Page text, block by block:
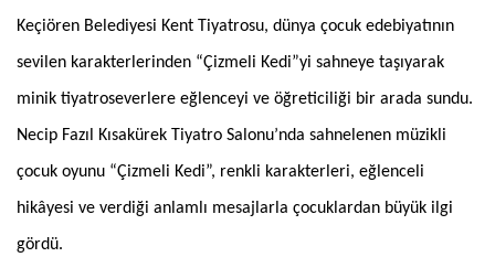
Keçiören Belediyesi Kent Tiyatrosu, dünya çocuk edebiyatının
sevilen karakterlerinden “Çizmeli Kedi”yi sahneye taşıyarak
minik tiyatroseverlere eğlenceyi ve öğreticiliği bir arada sundu.
Necip Fazıl Kısakürek Tiyatro Salonu’nda sahnelenen müzikli
çocuk oyunu “Çizmeli Kedi”, renkli karakterleri, eğlenceli
hikâyesi ve verdiği anlamlı mesajlarla çocuklardan büyük ilgi
gördü.